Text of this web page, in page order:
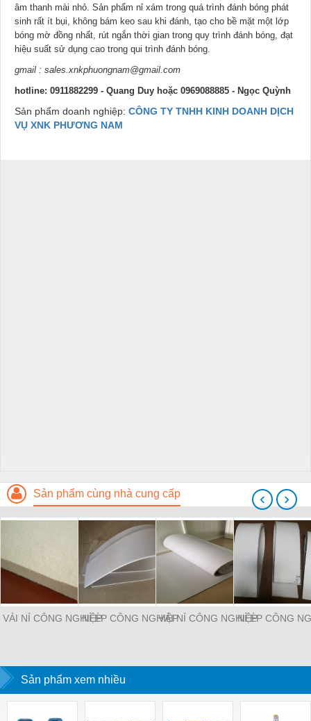
âm thanh mài nhỏ. Sản phẩm nỉ xám trong quá trình đánh bóng phát
sinh rất ít bụi, không bám keo sau khi đánh, tạo cho bề mặt một lớp
bóng mờ đồng nhất, rút ngắn thời gian trong quy trình đánh bóng, đạt
hiệu suất sử dụng cao trong qui trình đánh bóng.
gmail : sales.xnkphuongnam@gmail.com
hotline: 0911882299 - Quang Duy hoặc 0969088885 - Ngọc Quỳnh
Sản phẩm doanh nghiệp: CÔNG TY TNHH KINH DOANH DỊCH
VỤ XNK PHƯƠNG NAM
Sản phẩm cùng nhà cung cấp
VẢI NỈ CÔNG NGHIỆPNỈ ÉP CÔNG NGHIỆPVẢI NỈ CÔNG NGHIỆPNỈ ÉP CÔNG
‹ ›
Sản phẩm xem nhiều